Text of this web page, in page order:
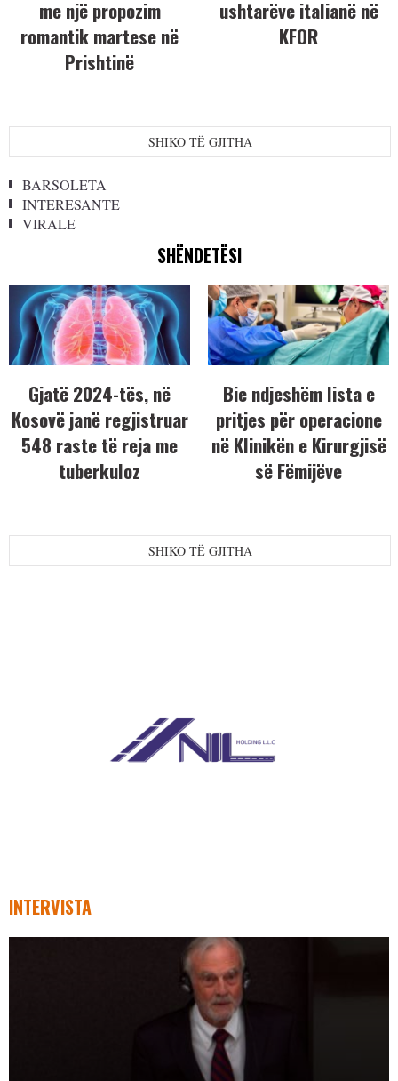
me një propozim
romantik martese në
Prishtinë
ushtarëve italianë në
KFOR
SHIKO TË GJITHA
BARSOLETA
INTERESANTE
VIRALE
SHËNDETËSI
Gjatë 2024-tës, në
Kosovë janë regjistruar
548 raste të reja me
tuberkuloz
Bie ndjeshëm lista e
pritjes për operacione
në Klinikën e Kirurgjisë
së Fëmijëve
SHIKO TË GJITHA
INTERVISTA